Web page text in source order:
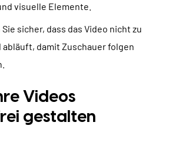
visuelle Elemente.
sicher, dass das Video nicht zu
abläuft, damit Zuschauer folgen
Videos
gestalten